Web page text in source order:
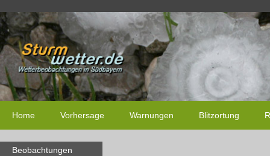
Home Vorhersage Warnungen Blitzortung
Beobachtungen